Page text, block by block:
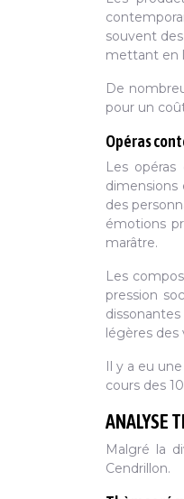
souvent
mettant en
De
pour un
Opéras
Les
dimensions
des
émotions
marâtre.
Les
pression
légères des
Il y a eu
cours des
ANALYSE
Malgré la
Cendrillon.